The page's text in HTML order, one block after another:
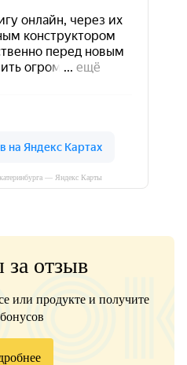
— Яндекс Карты
за отзыв
или продукте и получите